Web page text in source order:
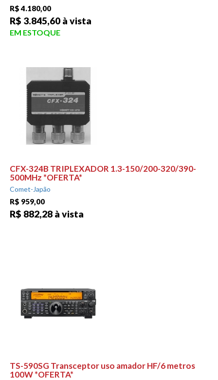
R$ 4.180,00
R$ 3.845,60 à vista
EM ESTOQUE
CFX-324B TRIPLEXADOR 1.3-150/200-320/390-
500MHz *OFERTA*
Comet-Japão
R$ 959,00
R$ 882,28 à vista
TS-590SG Transceptor uso amador HF/6 metros
100W *OFERTA*